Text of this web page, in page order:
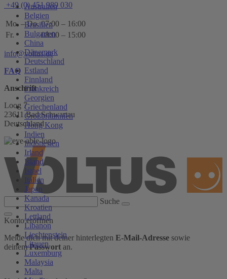
Australien
Belgien
Brasilien
Bulgarien
China
Dänemark
Deutschland
Estland
Finnland
Frankreich
Georgien
Griechenland
Großbritannien
Hong Kong
Indien
Indonesien
Irland
Island
Israel
Italien
Japan
Kanada
Kroatien
Lettland
Libanon
Liechtenstein
Litauen
Luxemburg
Malaysia
Malta
+49 (0) 451 989 030
Mo. – Do. 07:00 – 16:00
Fr.
08:00 – 15:00
info@voltus.de
FAQ
Anschrift
Loog 7
23611 Bad Schwartau
Deutschland
Suche
Konto eröffnen
Melde dich mit deiner hinterlegten E-Mail-Adresse sowie
deinemPasswort an.